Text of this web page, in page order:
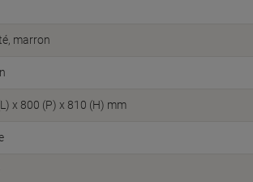
marron
x 800 (P) x 810 (H) mm